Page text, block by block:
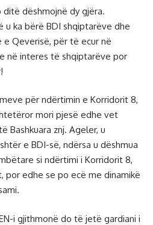
ditë dëshmojnë dy gjëra.
u ka bërë BDI shqiptarëve dhe
Qeverisë, për të ecur në
në interes të shqiptarëve por
për ndërtimin e Korridorit 8,
mori pjesë edhe vet
Bashkuara znj. Ageler, u
e BDI-së, ndërsa u dëshmua
si ndërtimi i Korridorit 8,
por edhe se po ecë me dinamikë
i gjithmonë do të jetë gardiani i